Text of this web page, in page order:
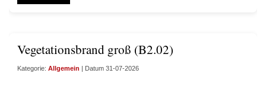
Vegetationsbrand groß (B2.02)
Kategorie: Allgemein | Datum 31-07-2026